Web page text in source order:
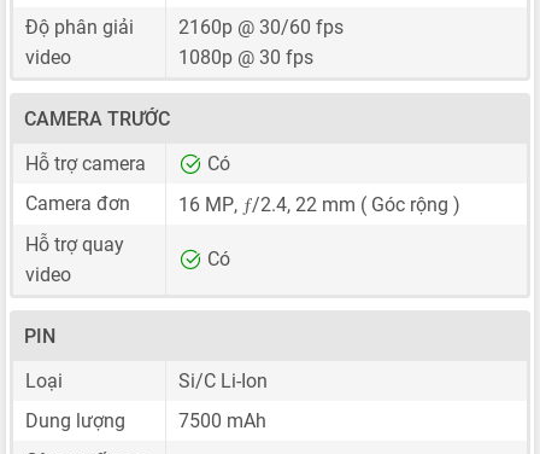
Độ phân giải
video
2160p @ 30/60 fps
1080p @ 30 fps
CAMERA TRƯỚC
Hỗ trợ camera
Có
Camera đơn
16 MP, ƒ/2.4, 22 mm ( Góc rộng )
Hỗ trợ quay
video
Có
PIN
Loại
Si/C Li-Ion
Dung lượng
7500 mAh